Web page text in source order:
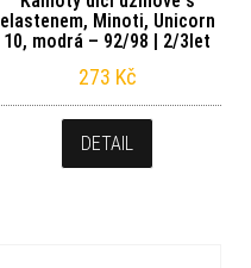
elastenem, Minoti, Unicorn
10, modrá – 92/98 | 2/3let
273 Kč
DETAIL